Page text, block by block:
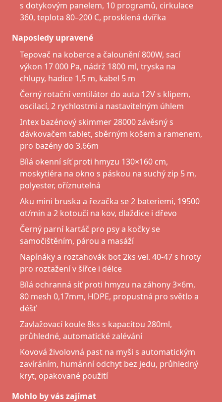
s dotykovým panelem, 10 programů, cirkulace
360, teplota 80–200 C, prosklená dvířka
Naposledy upravené
Tepovač na koberce a čalounění 800W, sací
výkon 17 000 Pa, nádrž 1800 ml, tryska na
chlupy, hadice 1,5 m, kabel 5 m
Černý rotační ventilátor do auta 12V s klipem,
oscilací, 2 rychlostmi a nastavitelným úhlem
Intex bazénový skimmer 28000 závěsný s
dávkovačem tablet, sběrným košem a ramenem,
pro bazény do 3,66m
Bílá okenní síť proti hmyzu 130×160 cm,
moskytiéra na okno s páskou na suchý zip 5 m,
polyester, oříznutelná
Aku mini bruska a řezačka se 2 bateriemi, 19500
ot/min a 2 kotouči na kov, dlaždice i dřevo
Černý parní kartáč pro psy a kočky se
samočištěním, párou a masáží
Napínáky a roztahovák bot 2ks vel. 40-47 s hroty
pro roztažení v šířce i délce
Bílá ochranná síť proti hmyzu na záhony 3×6m,
80 mesh 0,17mm, HDPE, propustná pro světlo a
déšť
Zavlažovací koule 8ks s kapacitou 280ml,
průhledné, automatické zalévání
Kovová živolovná past na myši s automatickým
zavíráním, humánní odchyt bez jedu, průhledný
kryt, opakované použití
Mohlo by vás zajímat